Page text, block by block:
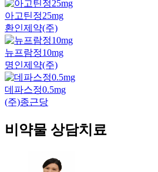
아고틴정25mg
환인제약(주)
뉴프람정10mg
명인제약(주)
데파스정0.5mg
(주)종근당
비약물 상담치료